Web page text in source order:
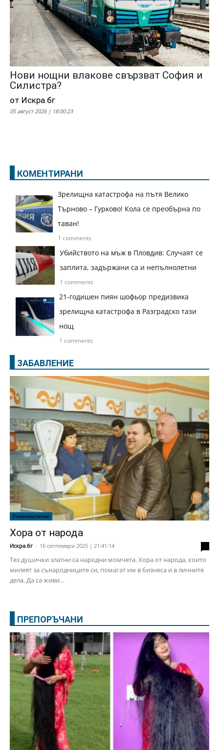
Нови нощни влакове свързват София и
Силистра?
от Искра.бг
05 август 2026 | 18:00:23
КОМЕНТИРАНИ
Зрелищна катастрофа на пътя Велико
Търново – Гурково! Кола се преобърна по
таван!
1 comments
Убийството на мъж в Пловдив: Случаят се
заплита, задържани са и непълнолетни
1 comments
21-годишен пиян шофьор предизвика
зрелищна катастрофа в Разградско тази
нощ
1 comments
ЗАБАВЛЕНИЕ
Развлекателно
Хора от народа
Искра.бг - 16 септември 2025 | 21:41:14
Тез душички златни са народни момчета. Хора от народа, които
милеят за сънародниците си, помагат им в бизнеса и в личните
дела. Да са живи...
ПРЕПОРЪЧАНИ